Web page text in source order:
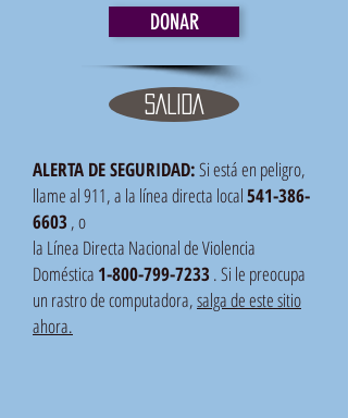
DONAR
SALIDA
ALERTA DE SEGURIDAD:Si está en peligro,
llame al 911, a la línea directa local541-386-
6603 , o
la Línea Directa Nacional de Violencia
Doméstica 1-800-799-7233 . Si le preocupa
un rastro de computadora,salga de este sitio
ahora.